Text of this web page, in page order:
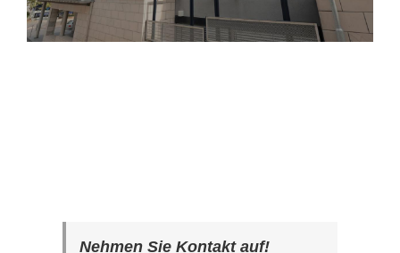
Nehmen Sie Kontakt auf!